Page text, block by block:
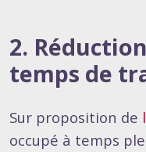
2.
temps de
Sur proposition de
occupé à temps